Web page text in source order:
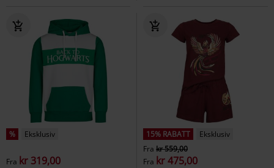
% Eksklusiv
Fra kr 319,00
15% RABATT
Eksklusiv
Fra kr 559,00
Fra kr 475,00